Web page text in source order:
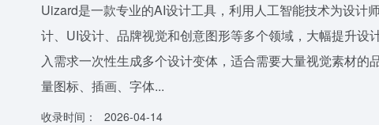
Uizard是一款专业的AI设计工具，利用人工智能技术为设计
计、UI设计、品牌视觉和创意图形等多个领域，大幅提升
入需求一次性生成多个设计变体，适合需要大量视觉素材
量图标、插画、字体...
收录时间：
2026-04-14